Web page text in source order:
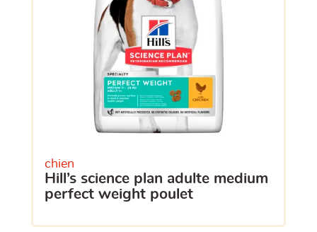
chien
hill’s science plan adulte medium
perfect weight poulet